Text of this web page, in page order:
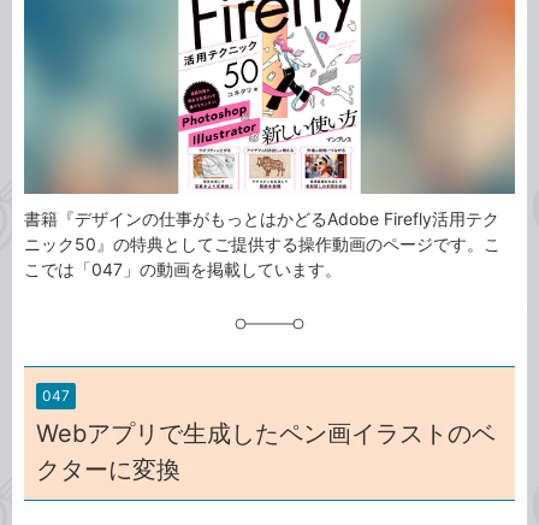
書籍『デザインの仕事がもっとはかどるAdobe Firefly活用テク
ニック50』の特典としてご提供する操作動画のページです。こ
こでは「047」の動画を掲載しています。
047
Webアプリで生成したペン画イラストのベ
クターに変換